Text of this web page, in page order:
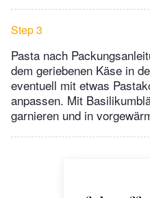
Step 3
Pasta nach
dem geriebenen Käse in
eventuell mit etwas
anpassen. Mit
garnieren und in